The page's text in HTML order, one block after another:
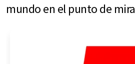
mundo en el punto de mira